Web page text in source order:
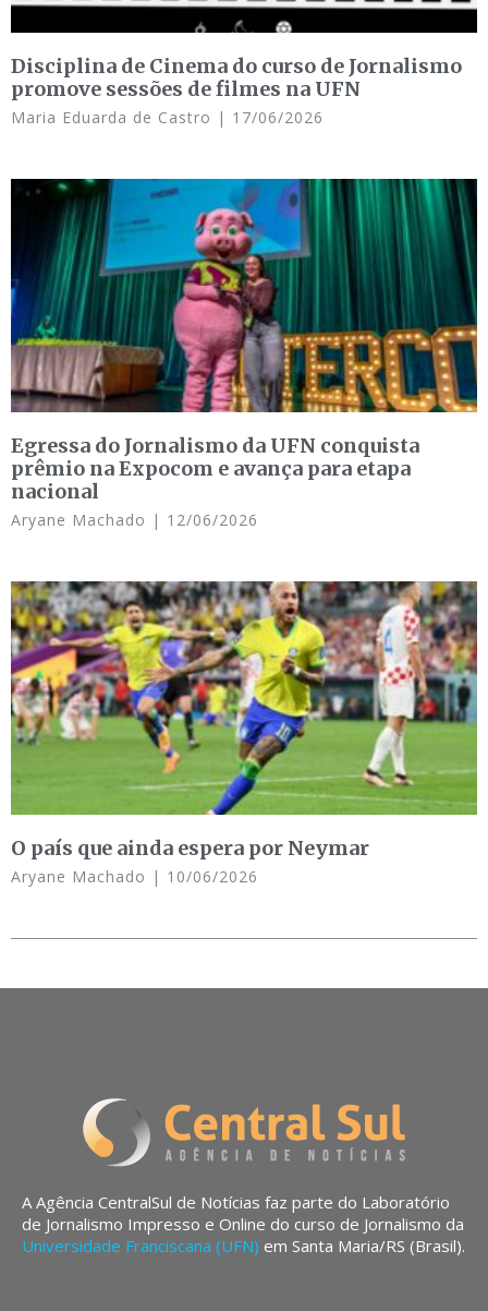
Disciplina de Cinema do curso de Jornalismo
promove sessões de filmes na UFN
Maria Eduarda de Castro 17/06/2026
Egressa do Jornalismo da UFN conquista
prêmio na Expocom e avança para etapa
nacional
Aryane Machado 12/06/2026
O país que ainda espera por Neymar
Aryane Machado 10/06/2026
A Agência CentralSul de Notícias faz parte do Laboratório
de Jornalismo Impresso e Online do curso de Jornalismo da
Universidade Franciscana (UFN) em Santa Maria/RS (Brasil).